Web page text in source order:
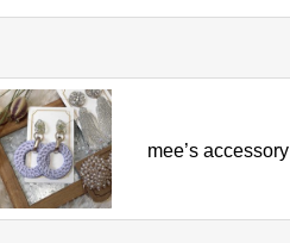
mee’s accessory